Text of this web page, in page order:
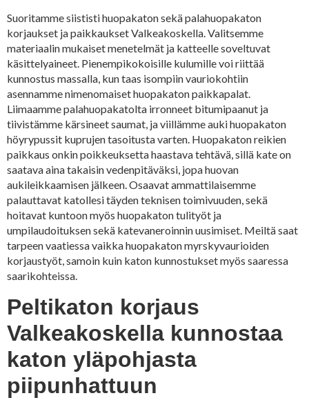
Suoritamme siististi huopakaton sekä palahuopakaton
korjaukset ja paikkaukset Valkeakoskella. Valitsemme
materiaalin mukaiset menetelmät ja katteelle soveltuvat
käsittelyaineet. Pienempikokoisille kulumille voi riittää
kunnostus massalla, kun taas isompiin vauriokohtiin
asennamme nimenomaiset huopakaton paikkapalat.
Liimaamme palahuopakatolta irronneet bitumipaanut ja
tiivistämme kärsineet saumat, ja viillämme auki huopakaton
höyrypussit kuprujen tasoitusta varten. Huopakaton reikien
paikkaus onkin poikkeuksetta haastava tehtävä, sillä kate on
saatava aina takaisin vedenpitäväksi, jopa huovan
aukileikkaamisen jälkeen. Osaavat ammattilaisemme
palauttavat katollesi täyden teknisen toimivuuden, sekä
hoitavat kuntoon myös huopakaton tulityöt ja
umpilaudoituksen sekä katevaneroinnin uusimiset. Meiltä saat
tarpeen vaatiessa vaikka huopakaton myrskyvaurioiden
korjaustyöt, samoin kuin katon kunnostukset myös saaressa
saarikohteissa.
Peltikaton korjaus
Valkeakoskella kunnostaa
katon yläpohjasta
piipunhattuun